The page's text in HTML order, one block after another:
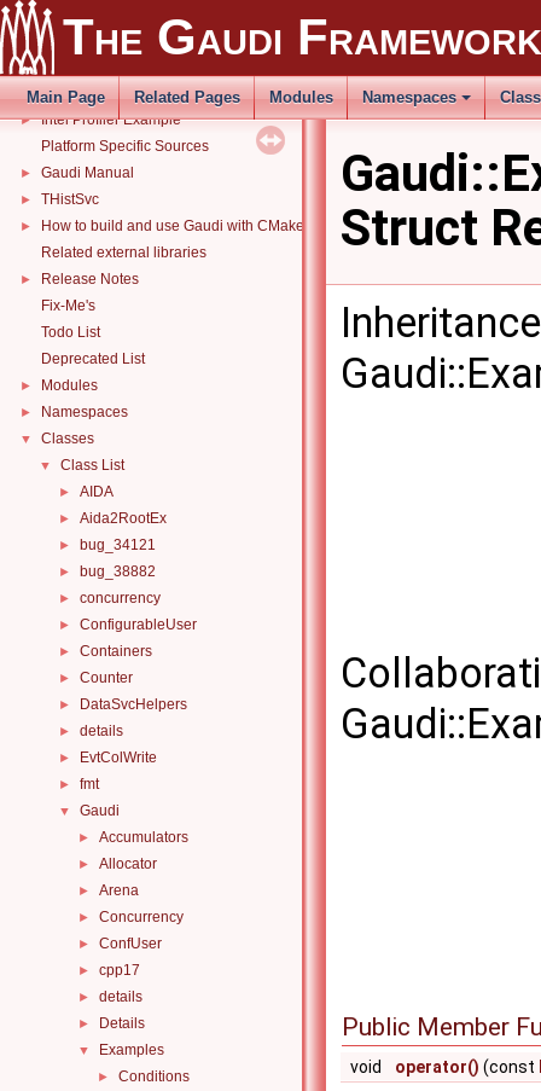
The Gaudi Framework
Main Page Related Pages Modules Namespaces
▼
The Gaudi Framework
Gaudi Software Framework
► Changelog
► Changelog
► Intel Profiler Example
Platform Specific Sources
► Gaudi Manual
► THistSvc
►
How to build and use Gaudi with CMake
Related external libraries
►
Release Notes
Fix-Me's
Todo List
Deprecated List
► Modules
► Namespaces
▼ Classes
▼ Class List
► AIDA
► Aida2RootEx
► bug_34121
► bug_38882
► concurrency
► ConfigurableUser
► Containers
► Counter
► DataSvcHelpers
► details
► EvtColWrite
► fmt
▼ Gaudi
► Accumulators
► Allocator
► Arena
► Concurrency
► ConfUser
► cpp17
► details
► Details
▼ Examples
► Conditions
Struct
Public Member
void operator() (const